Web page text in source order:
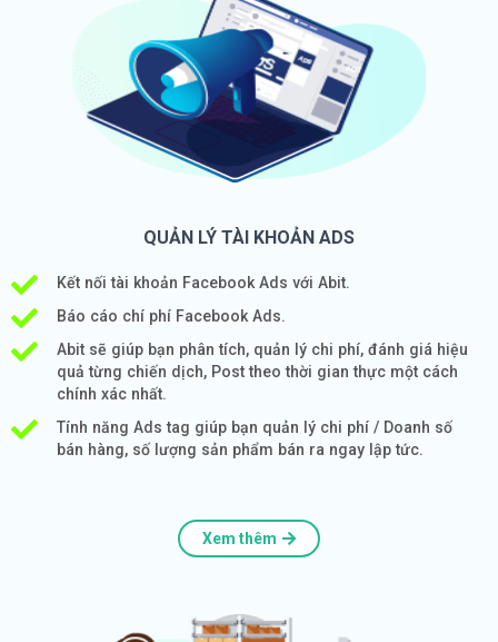
QUẢN LÝ TÀI KHOẢN ADS
Kết nối tài khoản Facebook Ads với Abit.
Báo cáo chí phí Facebook Ads.
Abit sẽ giúp bạn phân tích, quản lý chi phí, đánh giá hiệu
quả từng chiến dịch, Post theo thời gian thực một cách
chính xác nhất.
Tính năng Ads tag giúp bạn quản lý chi phí / Doanh số
bán hàng, số lượng sản phẩm bán ra ngay lập tức.
Xem thêm